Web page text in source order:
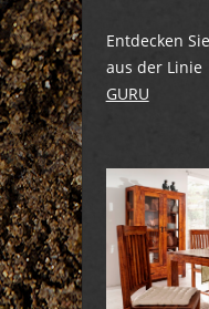
Entdecken
aus der Linie
GURU